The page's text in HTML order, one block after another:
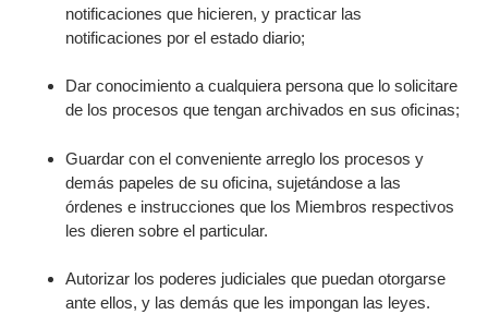
notificaciones que hicieren, y practicar las
notificaciones por el estado diario;
Dar conocimiento a cualquiera persona que lo solicitare
de los procesos que tengan archivados en sus oficinas;
Guardar con el conveniente arreglo los procesos y
demás papeles de su oficina, sujetándose a las
órdenes e instrucciones que los Miembros respectivos
les dieren sobre el particular.
Autorizar los poderes judiciales que puedan otorgarse
ante ellos, y las demás que les impongan las leyes.